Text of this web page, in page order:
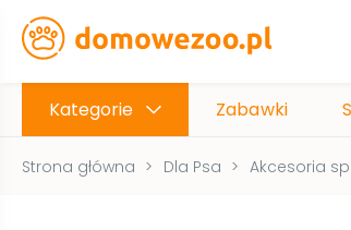
Kategorie Zabawki
Strona główna > Dla Psa > Akcesoria